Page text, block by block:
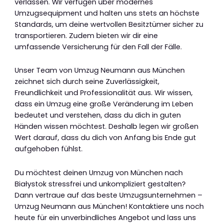
Umzugsequipment und halten uns stets an höchste
Standards, um deine wertvollen Besitztümer sicher zu
transportieren. Zudem bieten wir dir eine
umfassende Versicherung für den Fall der Fälle.
Unser Team von Umzug Neumann aus München
zeichnet sich durch seine Zuverlässigkeit,
Freundlichkeit und Professionalität aus. Wir wissen,
dass ein Umzug eine große Veränderung im Leben
bedeutet und verstehen, dass du dich in guten
Händen wissen möchtest. Deshalb legen wir großen
Wert darauf, dass du dich von Anfang bis Ende gut
aufgehoben fühlst.
Du möchtest deinen Umzug von München nach
Białystok stressfrei und unkompliziert gestalten?
Dann vertraue auf das beste Umzugsunternehmen –
Umzug Neumann aus München! Kontaktiere uns noch
heute für ein unverbindliches Angebot und lass uns